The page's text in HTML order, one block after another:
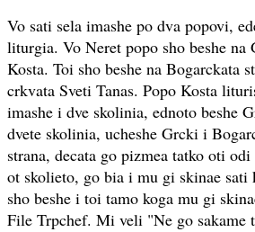
Vo sati sela imashe po dva popovi,
liturgia. Vo Neret popo sho beshe na
Kosta. Toi sho beshe na Bogarckata
crkvata Sveti Tanas. Popo Kosta
imashe i dve skolinia, ednoto beshe
dvete skolinia, ucheshe Grcki i
strana, decata go pizmea tatko oti
ot skolieto, go bia i mu gi skinae sati
sho beshe i toi tamo koga mu gi
File Trpchef. Mi veli "Ne go sakame